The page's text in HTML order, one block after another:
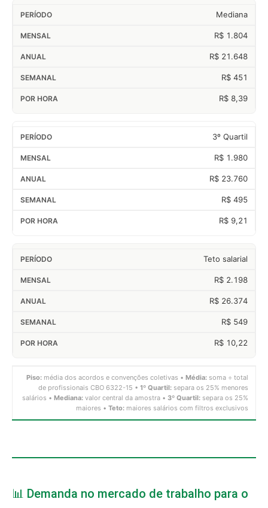
Mediana
R$ 1.804
R$ 21.648
R$ 451
R$ 8,39
3º Quartil
R$ 1.980
R$ 23.760
R$ 495
R$ 9,21
Teto salarial
R$ 2.198
R$ 26.374
R$ 549
R$ 10,22
Piso: média dos acordos e convenções coletivas • Média: soma ÷ total
de profissionais CBO 6322-15 • 1º Quartil: separa os 25% menores
salários • Mediana: valor central da amostra • 3º Quartil: separa os 25%
maiores • Teto: maiores salários com filtros exclusivos
📊 Demanda no mercado de trabalho para o